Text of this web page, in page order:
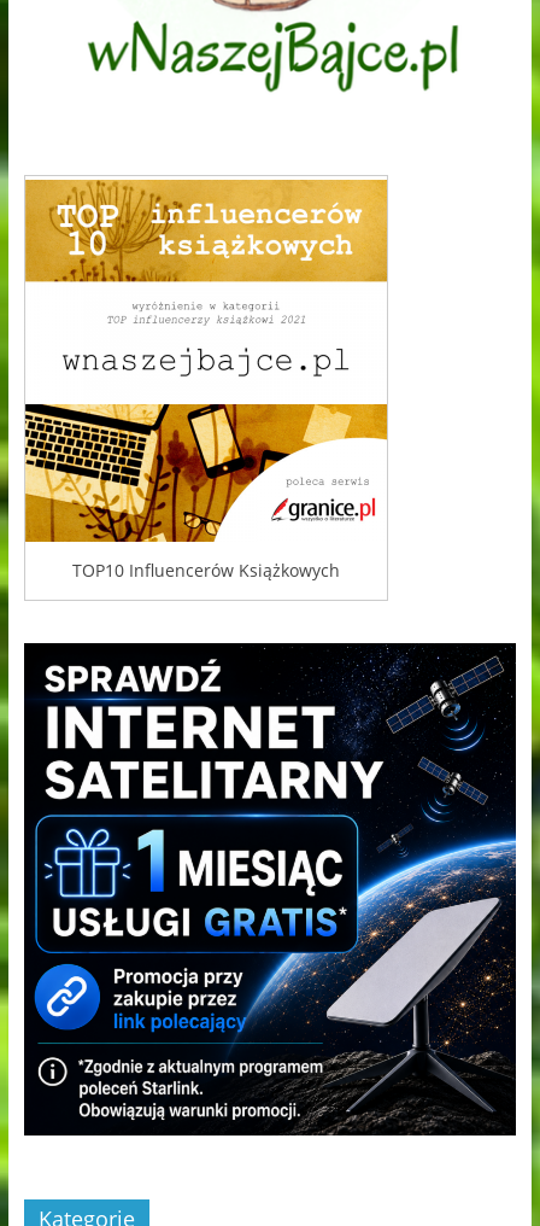
TOP10 Influencerów Książkowych
Kategorie